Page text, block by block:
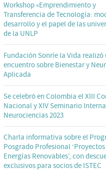
Workshop «Emprendimiento y
Transferencia de Tecnología:
desarrollo y el papel de las
de la UNLP
Fundación Sonríe la Vida realizó
encuentro sobre Bienestar y
Aplicada
Se celebró en Colombia el XIII
Nacional y XIV Seminario
Neurociencias 2023
Charla informativa sobre el
Posgrado Profesional
Energías Renovables’, con
exclusivos para socios de ISTEC